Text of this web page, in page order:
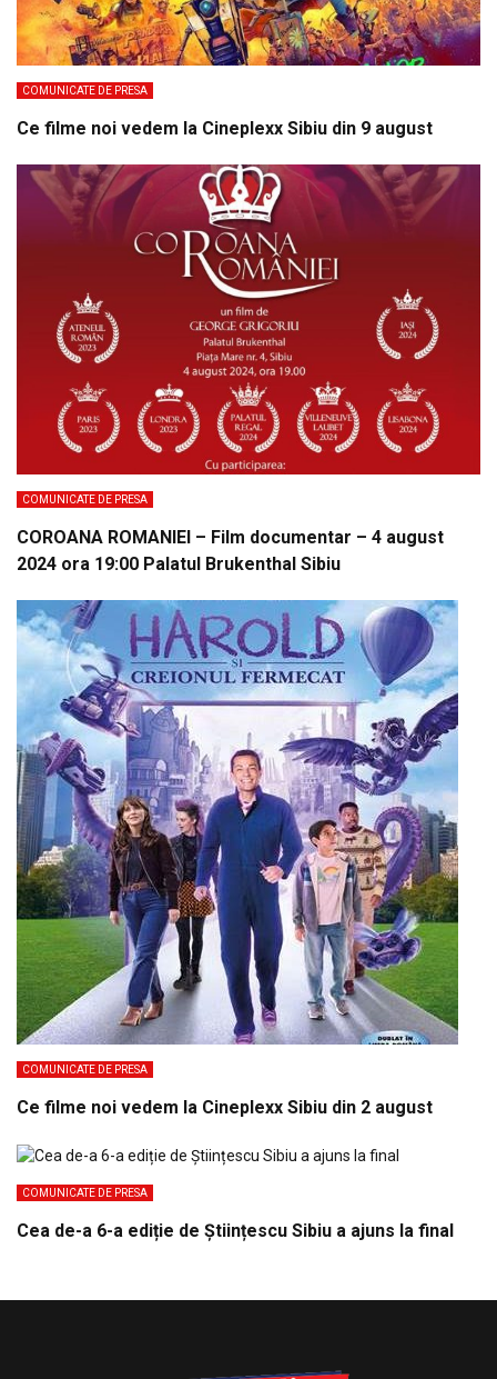
COMUNICATE DE PRESA
Ce filme noi vedem la Cineplexx Sibiu din 9 august
COMUNICATE DE PRESA
COROANA ROMANIEI – Film documentar – 4 august
2024 ora 19:00 Palatul Brukenthal Sibiu
COMUNICATE DE PRESA
Ce filme noi vedem la Cineplexx Sibiu din 2 august
COMUNICATE DE PRESA
Cea de-a 6-a ediție de Științescu Sibiu a ajuns la final